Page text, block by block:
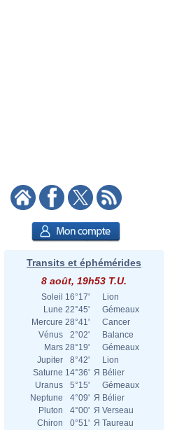
Transits et éphémérides
8 août, 19h53 T.U.
Soleil 16°17'
Lion
Lune 22°45'
Gémeaux
Mercure 28°41'
Cancer
Vénus
2°02'
Balance
Mars 28°19'
Gémeaux
Jupiter
8°42'
Lion
Saturne 14°36' Я Bélier
Uranus
5°15'
Gémeaux
Neptune
4°09' Я Bélier
Pluton
4°00' Я Verseau
Chiron
0°51' Я Taureau